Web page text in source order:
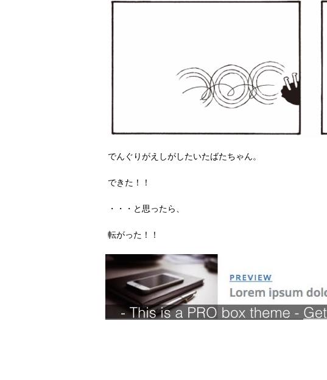
でんぐりがえしがしたいたばたちゃん。
できた！！
・・・と思ったら、
転がった！！